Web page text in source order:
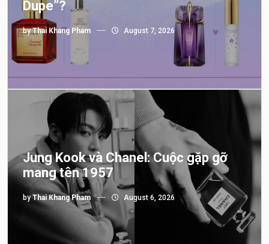
Dupe”?
byThai Khang Pham August 7, 2026
Jung Kook và Chanel: Cuộc gặp gỡ
mang tên 1957
byThai Khang Pham August 6, 2026